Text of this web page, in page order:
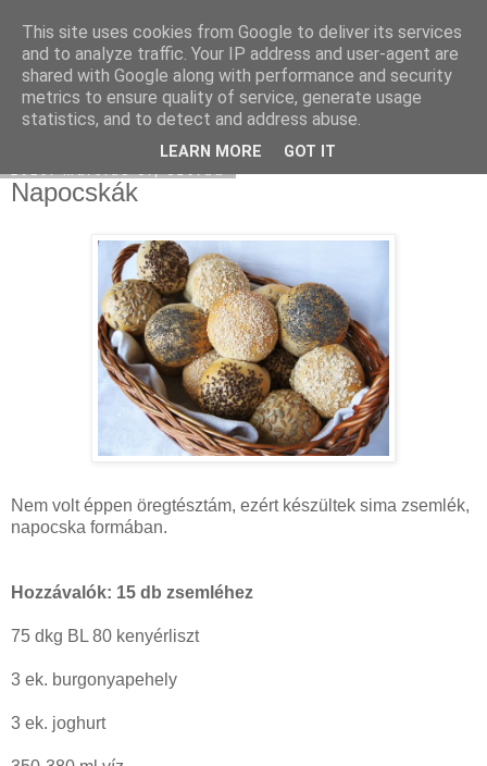
Moha Konyha
Napocskák
Nem volt éppen öregtésztám, ezért készültek sima zsemlék,
napocska formában.
Hozzávalók: 15 db zsemléhez
75 dkg BL 80 kenyérliszt
3 ek. burgonyapehely
3 ek. joghurt
This site uses cookies from Google to deliver its services
and to analyze traffic. Your IP address and user-agent are
shared with Google along with performance and security
metrics to ensure quality of service, generate usage
statistics, and to detect and address abuse.
LEARN MORE GOT IT